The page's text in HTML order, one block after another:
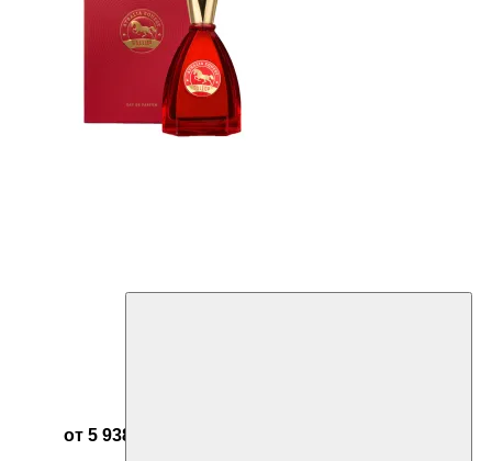
от 5 938 ₽